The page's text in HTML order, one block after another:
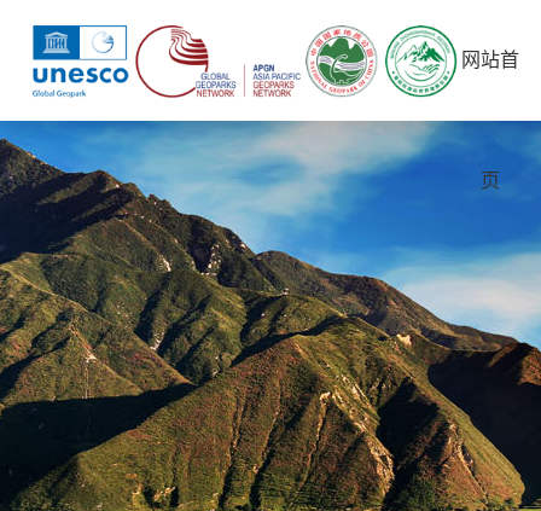
网站首
页